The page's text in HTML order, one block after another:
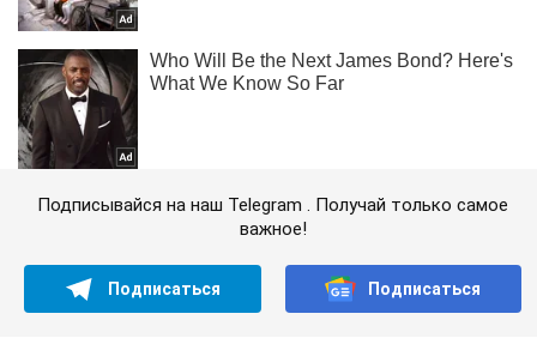
Подписывайся на наш Telegram . Получай только самое
важное!
Подписаться Подписаться